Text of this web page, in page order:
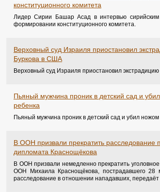
конституционного комитета
Лидер Сирии Башар Асад в интервью сирийским
формировании конституционного комитета.
Верховный суд Израиля приостановил
Буркова в США
Верховный суд Израиля приостановил
Пьяный мужчина проник в детский сад и
ребенка
Пьяный мужчина проник в детский сад и убил
В ООН призвали прекратить расследование
дипломата Краснощёкова
В ООН призвали немедленно прекратить
ООН Михаила Краснощёкова, пострадавшего 28
расследование в отношении нападавших,